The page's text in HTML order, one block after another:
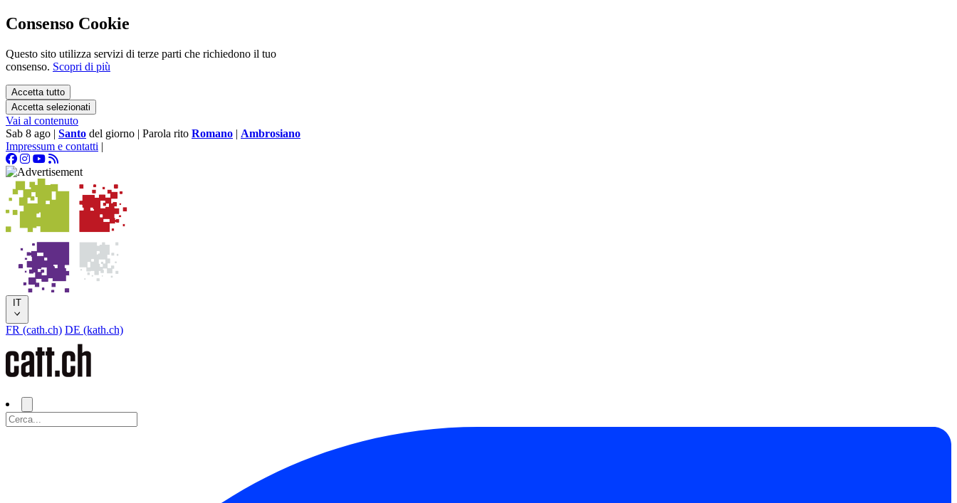
Consenso Cookie
Questo sito utilizza servizi di terze parti che richiedono il tuo
consenso. Scopri di più
Accetta tutto
Accetta selezionati
Vai al contenuto
Sab 8 ago | Santo del giorno | Parola rito Romano | Ambrosiano
Impressum e contatti |
IT
FR (cath.ch) DE (kath.ch)